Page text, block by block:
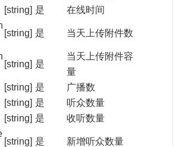
[string] 是
在线时间
[string] 是 当天上传附件数
[string] 是
当天上传附件容
量
[string] 是
广播数
[string] 是
听众数量
[string] 是
收听数量
[string] 是 新增听众数量